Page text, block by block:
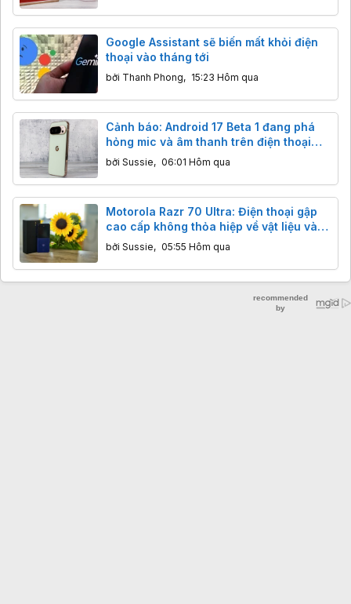
Google Assistant sẽ biến mất khỏi điện
thoại vào tháng tới
bởi Thanh Phong, 15:23 Hôm qua
Cảnh báo: Android 17 Beta 1 đang phá
hỏng mic và âm thanh trên điện thoại
Pixel
bởi Sussie, 06:01 Hôm qua
Motorola Razr 70 Ultra: Điện thoại gập
cao cấp không thỏa hiệp về vật liệu và
cảm giác cầm nắm
bởi Sussie, 05:55 Hôm qua